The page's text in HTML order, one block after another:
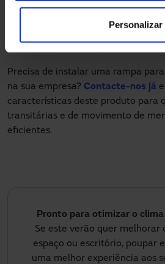
Personalizar
fluidez no trânsito de pessoas e
Precisa de instalar uma rampa
na sua empresa? Contacte-nos já
características deste produto para
transitárias e de movimento de
eficientes.
Pronto para otimizar o clima
Se este verão quer melhorar
espaço ou escritório, poupar
uma melhor experiência aos